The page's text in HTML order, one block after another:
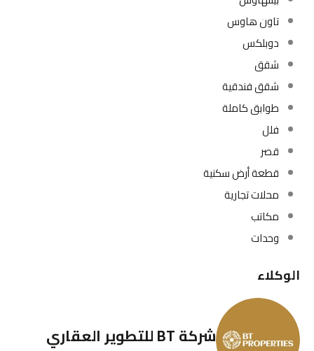
تاون هاوس
دوبلكس
شقق
شقق فندقية
طوابق كاملة
فلل
قصر
قطعة أرض سكنية
محلات تجارية
مكاتب
وحدات
الوكلاء
شركة BT للتطوير العقاري